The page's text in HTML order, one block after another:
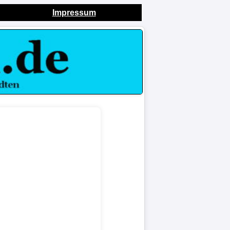
Impressum